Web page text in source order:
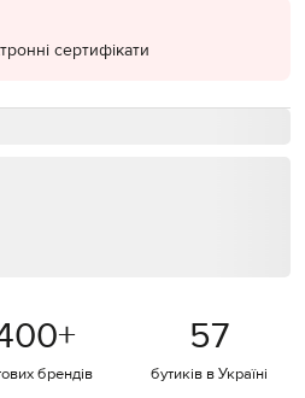
сертифікати
+
брендів
57
бутиків в Україні